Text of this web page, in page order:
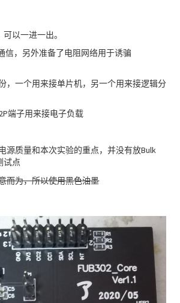
可以一进一出。
信，另外准备了电阻网络用于诱骗
，一个用来接单片机，另一个用来接逻辑分
端子用来接电子负载
源质量和本次实验的重点，并没有放Bulk
试点
而为，所以使用黑色油墨